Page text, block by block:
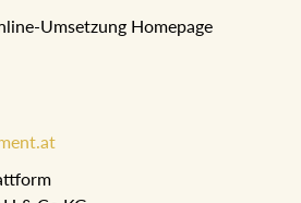
Umsetzung Homepage